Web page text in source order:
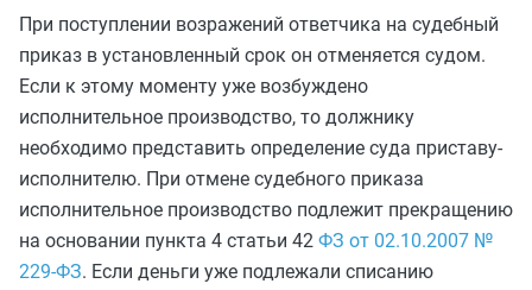
При поступлении возражений ответчика на судебный
приказ в установленный срок он отменяется судом.
Если к этому моменту уже возбуждено
исполнительное производство, то должнику
необходимо представить определение суда приставу-
исполнителю. При отмене судебного приказа
исполнительное производство подлежит прекращению
на основании пункта 4 статьи 42 ФЗ от 02.10.2007 №
229-ФЗ. Если деньги уже подлежали списанию